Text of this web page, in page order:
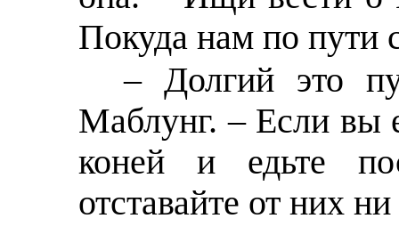
Покуда нам по пути
– Долгий это
Маблунг. – Если вы
коней и едьте
отставайте от них